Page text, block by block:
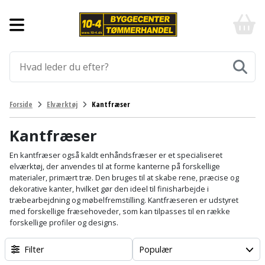
Aluprofiler
Armering
Befæstigelse
Bordplade
Byggeplader
Bygningsbeslag
Gulve
Fliser
og
klinker
Gulvtilbehør
Gulvunderlag
Gulvvarme
Laminatgulv
Værktøj
Afmærkning
Arbejdsbuk
Arbejdsvogn
Bærehåndtag
Båndstrammer
og
Elværktøj
Afkortersav
Afstandsmåler
Arbejdsbord
Arbejdslamper
og
Havemaskiner
Brændekløver
Buskrydder
Dykpumpe
Hus,
have
og
Affaldssortering
Maling
-
billigt
og
Klik
Forside Elværktøj Kantfræser
Kantfræser
En kantfræser også kaldt enhåndsfræser er et specialiseret
elværktøj, der anvendes til at forme kanterne på forskellige
materialer, primært træ. Den bruges til at skabe rene, præcise og
dekorative kanter, hvilket gør den ideel til finisharbejde i
træbearbejdning og møbelfremstilling. Kantfræseren er udstyret
med forskellige fræsehoveder, som kan tilpasses til en række
forskellige profiler og designs.
Filter Populær